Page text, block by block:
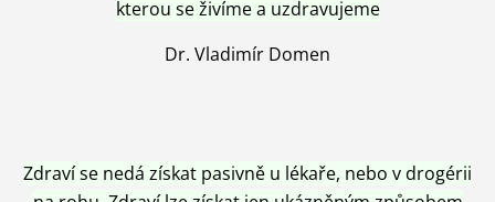
kterou se živíme a uzdravujeme
Dr. Vladimír Domen
Zdraví se nedá získat pasivně u lékaře, nebo v drogérii